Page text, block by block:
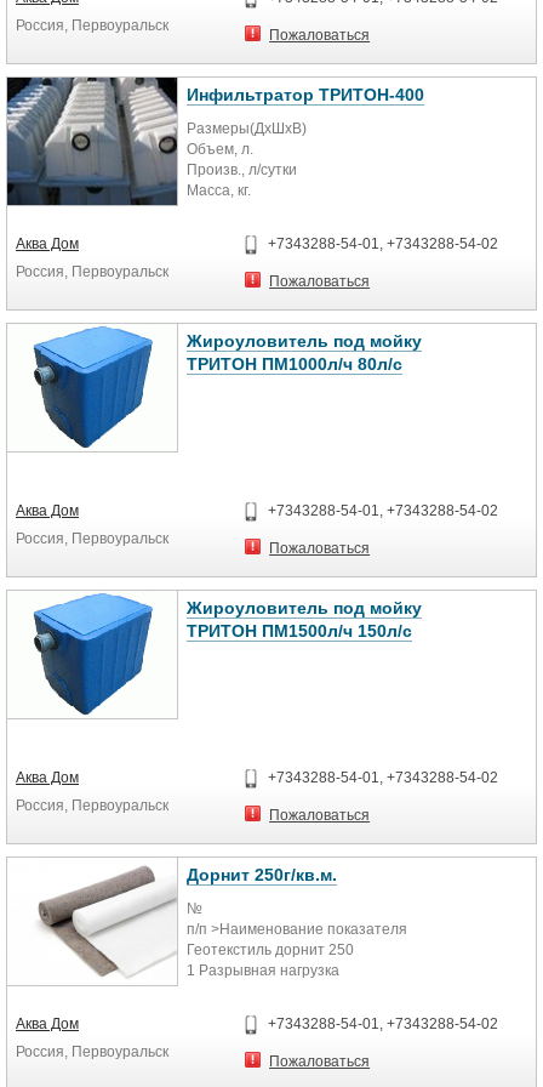
5 Прочность при продавливании
шариком, даН, не менее 60
при давлении : 2,0 кПа 50
7 Толщина при нагрузке 2,0 кПа ±
0,3 мм 2,5
8 Неровнота по массе, % не более
10
9 Химическая стойкость, pH в
условиях контакта с водой 2 ― 8
Высота, мм: 330
Масса, кг: 7
Россия, Первоуральск
Пожаловаться
Инфильтратор ТРИТОН-400
Размеры(ДхШхВ)
Объем, л.
Произв., л/сутки
Масса, кг.
Аква Дом
Россия, Первоуральск
+7343288-54-01, +7343288-54-02
Пожаловаться
Жироуловитель под мойку
ТРИТОН ПМ1000л/ч 80л/с
Производительность м.куб./ч.
Пиковый сброс л.
Высота выхода мм.
шир
Аква Дом
Россия, Первоуральск
+7343288-54-01, +7343288-54-02
Пожаловаться
Жироуловитель под мойку
ТРИТОН ПМ1500л/ч 150л/с
Производительность м.куб./ч.
Пиковый сброс л.
Габариты мм.
Высота выхода мм.
Аква Дом
Россия, Первоуральск
+7343288-54-01, +7343288-54-02
Пожаловаться
Дорнит 250г/кв.м.
№
п/п >Наименование показателя
Геотекстиль дорнит 250
1 Разрывная нагрузка
- в поперечном направлении, Н
2 Поверхностная плотность ± 10 %
Аква Дом
Россия, Первоуральск
+7343288-54-01, +7343288-54-02
Пожаловаться